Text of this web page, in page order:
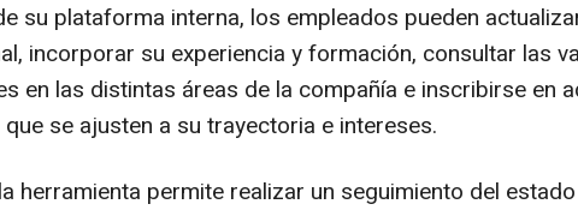
su plataforma interna, los empleados pueden
incorporar su experiencia y formación, consultar las
en las distintas áreas de la compañía e inscribirse en
se ajusten a su trayectoria e intereses.
herramienta permite realizar un seguimiento del